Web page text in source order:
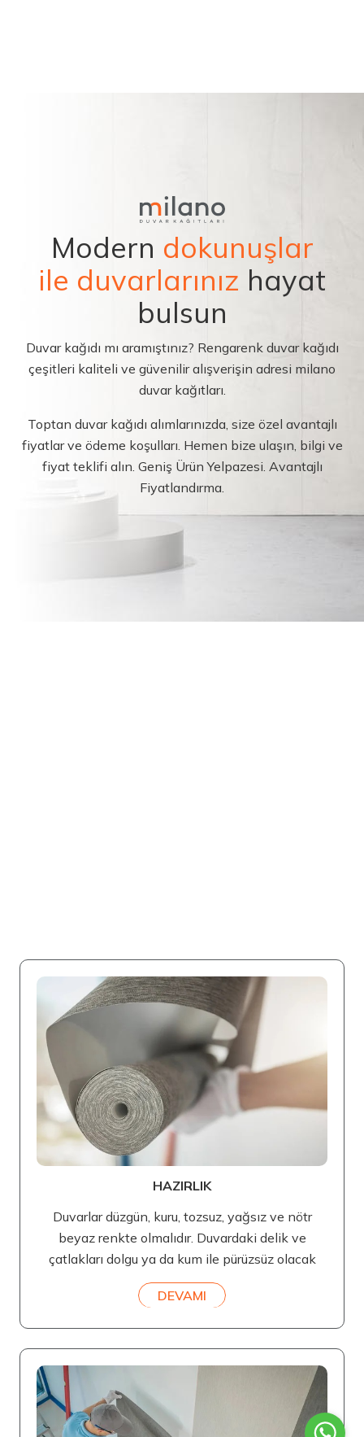
Modern dokunuşlar
ile duvarlarınız hayat
bulsun
Duvar kağıdı mı aramıştınız? Rengarenk duvar kağıdı
çeşitleri kaliteli ve güvenilir alışverişin adresi milano
duvar kağıtları.
Toptan duvar kağıdı alımlarınızda, size özel avantajlı
fiyatlar ve ödeme koşulları. Hemen bize ulaşın, bilgi ve
fiyat teklifi alın. Geniş Ürün Yelpazesi. Avantajlı
Fiyatlandırma.
HAZIRLIK
Duvarlar düzgün, kuru, tozsuz, yağsız ve nötr
beyaz renkte olmalıdır. Duvardaki delik ve
çatlakları dolgu ya da kum ile pürüzsüz olacak
DEVAMI